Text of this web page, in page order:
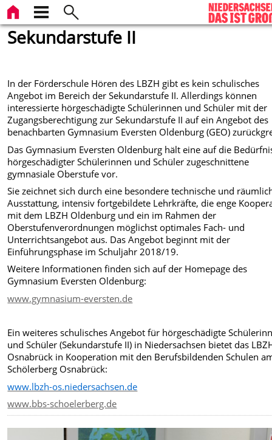
Sekundarstufe II
In der Förderschule Hören des LBZH gibt es kein schulisches
Angebot im Bereich der Sekundarstufe II. Allerdings können
interessierte hörgeschädigte Schülerinnen und Schüler mit der
Zugangsberechtigung zur Sekundarstufe II auf ein Angebot des
benachbarten Gymnasium Eversten Oldenburg (GEO)
Das Gymnasium Eversten Oldenburg hält eine auf die
hörgeschädigter Schülerinnen und Schüler zugeschnittene
gymnasiale Oberstufe vor.
Sie zeichnet sich durch eine besondere technische und
Ausstattung, intensiv fortgebildete Lehrkräfte, die enge
mit dem LBZH Oldenburg und ein im Rahmen der
Oberstufenverordnungen möglichst optimales Fach- und
Unterrichtsangebot aus. Das Angebot beginnt mit der
Einführungsphase im Schuljahr 2018/19.
Weitere Informationen finden sich auf der Homepage des
Gymnasium Eversten Oldenburg:
www.gymnasium-eversten.de
Ein weiteres schulisches Angebot für hörgeschädigte
und Schüler (Sekundarstufe II) in Niedersachsen bietet das
Osnabrück in Kooperation mit den Berufsbildenden Schulen
Schölerberg Osnabrück:
www.lbzh-os.niedersachsen.de
www.bbs-schoelerberg.de